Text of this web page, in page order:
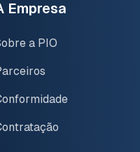
Empresa
a PIO